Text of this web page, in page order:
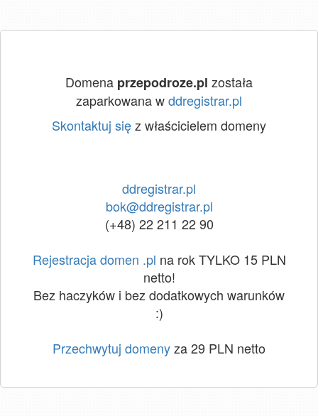
Domena przepodroze.pl została
zaparkowana wddregistrar.pl
Skontaktuj sięz właścicielem domeny
ddregistrar.pl
bok@ddregistrar.pl
(+48) 22 211 22 90
Rejestracja domen .pl na rok TYLKO 15 PLN
netto!
Bez haczyków i bez dodatkowych warunków
:)
Przechwytuj domenyza 29 PLN netto